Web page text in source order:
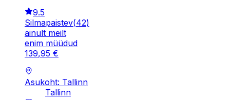
9.5
Silmapaistev(42)
ainult meilt
enim müüdud
139,95 €
Asukoht: Tallinn
Tallinn